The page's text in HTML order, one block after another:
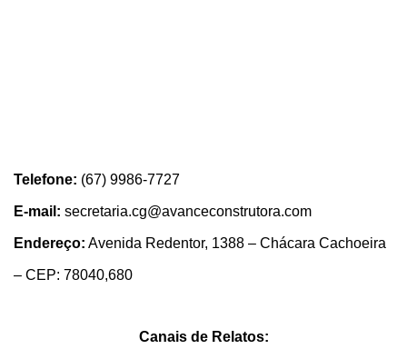
Telefone: (67) 9986-7727
E-mail: secretaria.cg@avanceconstrutora.com
Endereço: Avenida Redentor, 1388 – Chácara Cachoeira
– CEP: 78040,680
Canais de Relatos: